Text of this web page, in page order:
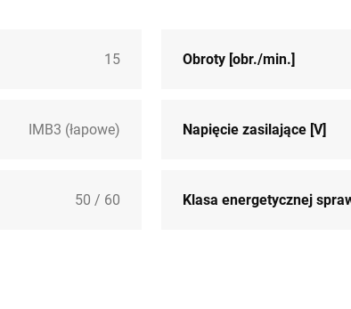
15 Obroty [obr./min.]
IMB3 (łapowe) Napięcie zasilające [V]
50 / 60 Klasa energetycznej